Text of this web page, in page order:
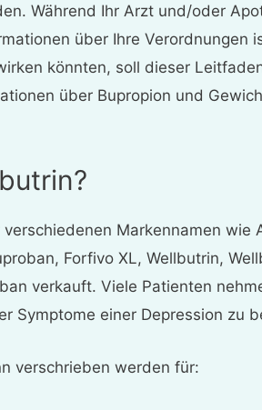
Während Ihr Arzt und/oder
über Ihre Verordnungen
könnten, soll dieser
über Bupropion und
Markennamen wie
Forfivo XL, Wellbutrin,
verkauft. Viele Patienten
Symptome einer Depression zu
verschrieben werden für: